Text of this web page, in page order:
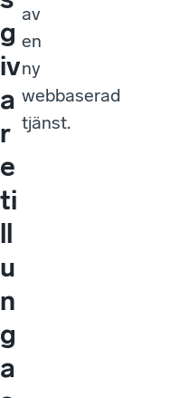
g
iv
a
r
e
ti
ll
u
n
g
a
av
en
ny
webbaserad
tjänst.